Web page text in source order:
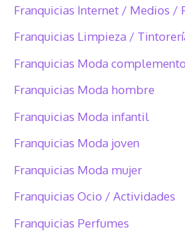
Franquicias Internet / Medios /
Franquicias Limpieza /
Franquicias Moda
Franquicias Moda hombre
Franquicias Moda infantil
Franquicias Moda joven
Franquicias Moda mujer
Franquicias Ocio / Actividades
Franquicias Perfumes